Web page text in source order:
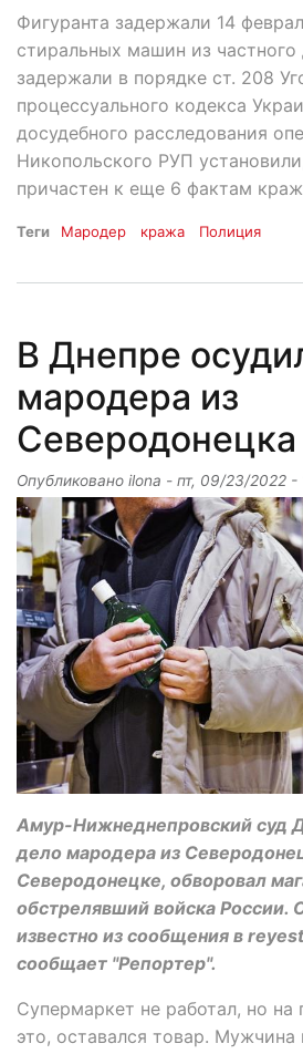
Фигуранта задержали 14
стиральных машин из частного
задержали в порядке ст. 208
процессуального кодекса
досудебного расследования
Никопольского РУП
причастен к еще 6 фактам
Теги Мародер кража Полиция
В Днепре
мародера из
Северодонецка
Опубликовано ilona - пт, 09/23/2022 -
Амур-Нижнеднепровский суд
дело мародера из
Северодонецке, обворовал
обстрелявший войска России.
известно из сообщения в
сообщает "Репортер".
Супермаркет не работал, но на
это, оставался товар. Мужчина